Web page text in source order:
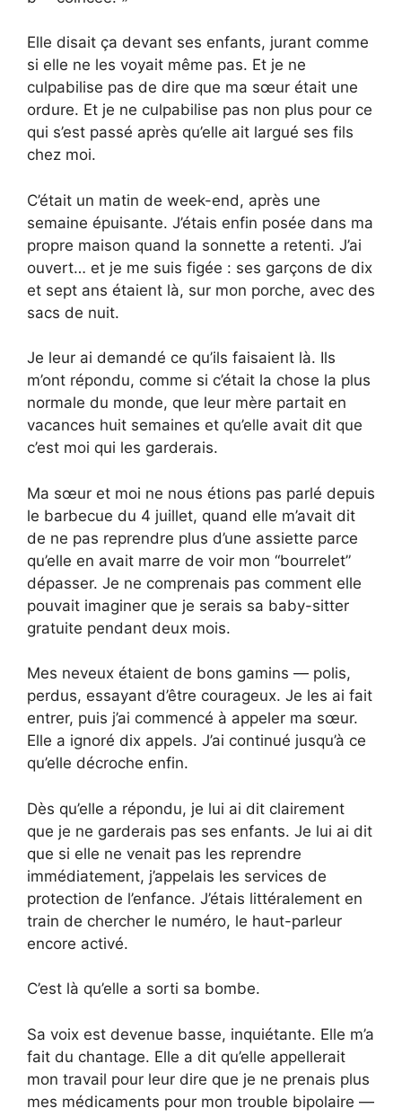
Elle disait ça devant ses enfants, jurant comme
si elle ne les voyait même pas. Et je ne
culpabilise pas de dire que ma sœur était une
ordure. Et je ne culpabilise pas non plus pour ce
qui s’est passé après qu’elle ait largué ses fils
chez moi.
C’était un matin de week-end, après une
semaine épuisante. J’étais enfin posée dans ma
propre maison quand la sonnette a retenti. J’ai
ouvert… et je me suis figée : ses garçons de dix
et sept ans étaient là, sur mon porche, avec des
sacs de nuit.
Je leur ai demandé ce qu’ils faisaient là. Ils
m’ont répondu, comme si c’était la chose la plus
normale du monde, que leur mère partait en
vacances huit semaines et qu’elle avait dit que
c’est moi qui les garderais.
Ma sœur et moi ne nous étions pas parlé depuis
le barbecue du 4 juillet, quand elle m’avait dit
de ne pas reprendre plus d’une assiette parce
qu’elle en avait marre de voir mon “bourrelet”
dépasser. Je ne comprenais pas comment elle
pouvait imaginer que je serais sa baby-sitter
gratuite pendant deux mois.
Mes neveux étaient de bons gamins — polis,
perdus, essayant d’être courageux. Je les ai fait
entrer, puis j’ai commencé à appeler ma sœur.
Elle a ignoré dix appels. J’ai continué jusqu’à ce
qu’elle décroche enfin.
Dès qu’elle a répondu, je lui ai dit clairement
que je ne garderais pas ses enfants. Je lui ai dit
que si elle ne venait pas les reprendre
immédiatement, j’appelais les services de
protection de l’enfance. J’étais littéralement en
train de chercher le numéro, le haut-parleur
encore activé.
C’est là qu’elle a sorti sa bombe.
Sa voix est devenue basse, inquiétante. Elle m’a
fait du chantage. Elle a dit qu’elle appellerait
mon travail pour leur dire que je ne prenais plus
mes médicaments pour mon trouble bipolaire —